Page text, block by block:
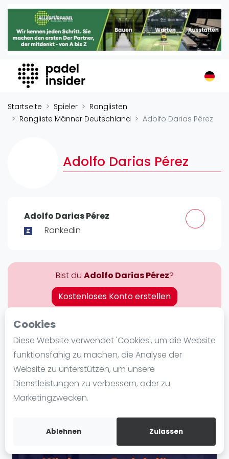
Cookies
Diese Website verwendet 'Cookies', um die Website
funktionsfähig zu machen, die Analyse der
Website zu unterstützen, um unsere
Dienstleistungen zu verbessern, oder zu
Marketingzwecken.
Ablehnen Zulassen
Padel Insider
Home
Organisationen
Buchungssysteme
Padel-Shops
Padel-Marken
Veranstaltungen
Playtomic
Männer
FIP Männer
FIP Frauen
Blog
Die Geschichte von Padel
Regeln und Punktzählung
Padel Schläge
Video
Startseite Spieler
Ranglisten
Rangliste Männer Deutschland
Adolfo Darias Pérez
Adolfo Darias Pérez
Adolfo Darias Pérez
Rankedin
Bist du Adolfo Darias Pérez?
Kostenloses Konto erstellen
Über Adolfo Darias Pérez